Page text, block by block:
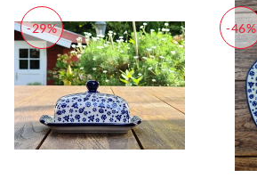
-29% -46%